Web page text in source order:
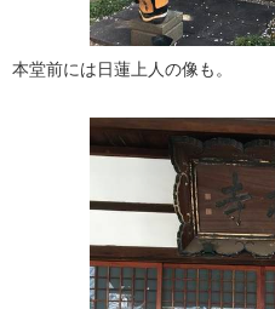
本堂前には日蓮上人の像も。